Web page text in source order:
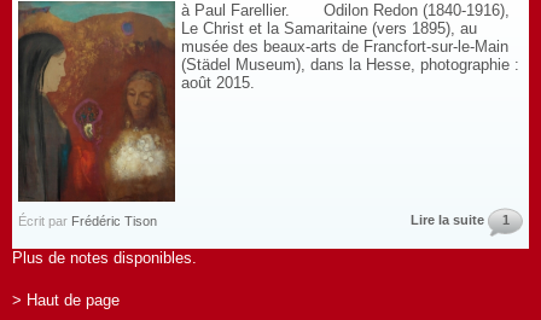
à Paul Farellier. Odilon Redon (1840-1916),
Le Christ et la Samaritaine (vers 1895), au
musée des beaux-arts de Francfort-sur-le-Main
(Städel Museum), dans la Hesse, photographie :
août 2015.
Écrit par Frédéric Tison Lire la suite 1
Plus de notes disponibles.
> Haut de page